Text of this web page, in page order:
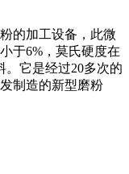
的加工设备，此微
于6%，莫氏硬度在
。它是经过20多次的
制造的新型磨粉